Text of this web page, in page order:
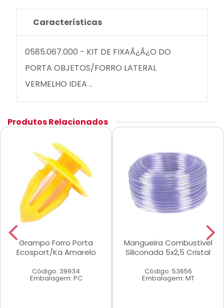
Características
0585.067.000 - KIT DE FIXAÃ¿Ã¿O DO
PORTA OBJETOS/FORRO LATERAL
VERMELHO IDEA ..
Produtos Relacionados
Grampo Forro Porta
Ecosport/Ka Amarelo
Código: 39934
Embalagem: PC
Mangueira Combustivel
Siliconada 5x2,5 Cristal
Código: 53656
Embalagem: MT